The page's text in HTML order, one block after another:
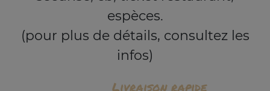
espèces.
(pour plus de détails, consultez les
infos)
Livraison rapide